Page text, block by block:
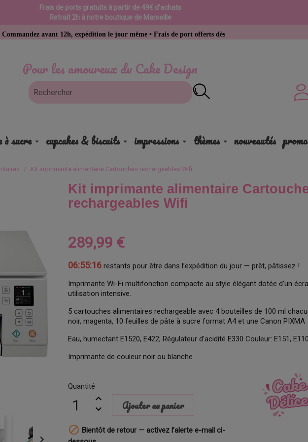
Frais de ports gratuits à partir de 49€ d'achats
Retrait 2h à notre boutique de Marseille
Pour les amoureux du Cake Design
avant 12h, expédition le jour même • Frais de port offerts dès 49 € d’achat
à sucre cupcakes & biscuits impressions thèmes nouveautés
Kit imprimante alimentaire Cartouches rechargeables Wifi

Kit imprimante alimentaire
rechargeables Wifi
289,99 €
06:55:15 restants pour être dans l’expédition du jour — prêt, pâtissez !
Imprimante Wi-Fi multifonction compacte au style élégant dotée d'un
utilisation intensive.
5 cartouches alimentaires rechargeable avec 4 bouteilles de 100 ml
noir, magenta, 10 feuilles de pâte à sucre format A4 et une Canon PIXMA
Eau, humectant E1520, E422; Régulateur d'acidité E330 Couleur: E151,
Imprimante de couleur noir ou blanche
Quantité
Ajouter au panier
 Bientôt de retour — activez l’alerte e-mail ci-